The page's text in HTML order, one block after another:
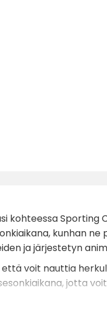
kohteessa
kunhan
ja järjestetyn
että voit nauttia
jotta